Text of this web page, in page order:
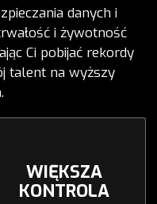
danych i
i żywotność
Ci pobijać rekordy
talent na wyższy
WIĘKSZA
KONTROLA